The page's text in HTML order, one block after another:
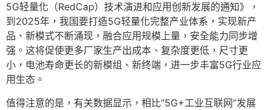
5G轻量化（RedCap）技术演进和应用创新发展的通知》，
到2025年，我国要打造5G轻量化完整产业体系，实现新产
品、新模式不断涌现，融合应用规模上量，安全能力同步增
强。这将促使更多厂家生产出成本、复杂度更低，尺寸更
小，电池寿命更长的新模组、新终端，进一步丰富5G行业应
用生态。
值得注意的是，有关数据显示，相比“5G+工业互联网”发展